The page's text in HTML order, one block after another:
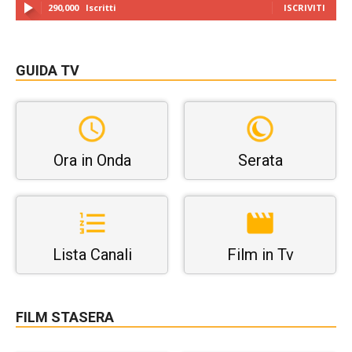
290,000 Iscritti ISCRIVITI
GUIDA TV
Ora in Onda Serata
Lista Canali Film in Tv
FILM STASERA